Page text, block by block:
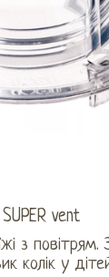
vent
з повітрям.
колік у